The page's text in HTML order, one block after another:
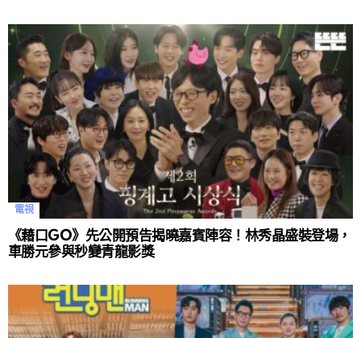
電視
《藉口GO》先公開預告揭曉嘉賓陣容！林秀晶盛裝登場，
車勝元參與秒變青龍影獎